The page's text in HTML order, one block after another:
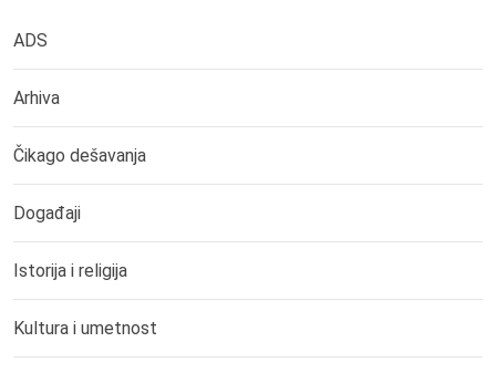
ADS
Arhiva
Čikago dešavanja
Događaji
Istorija i religija
Kultura i umetnost